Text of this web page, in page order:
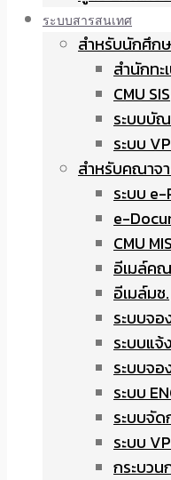
ระบบสารสนเทศ
สำหรับนักศึก
สำนักทะ
CMU SIS
ระบบบั
ระบบ
สำหรับคณาจ
ระบบ
e-
CMU MIS
อีเมล์ค
อีเมล์มช.
ระบบจ
ระบบแจ้
ระบบจ
ระบบ
ระบบจัด
ระบบ
กระบวน